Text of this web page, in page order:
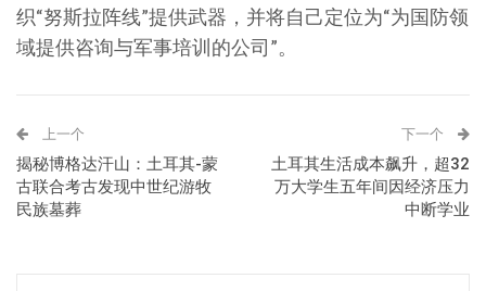
织“努斯拉阵线”提供武器，并将自己定位为“为国防领
域提供咨询与军事培训的公司”。
上一个
揭秘博格达汗山：土耳其-蒙
古联合考古发现中世纪游牧
民族墓葬
下一个
土耳其生活成本飙升，超32
万大学生五年间因经济压力
中断学业